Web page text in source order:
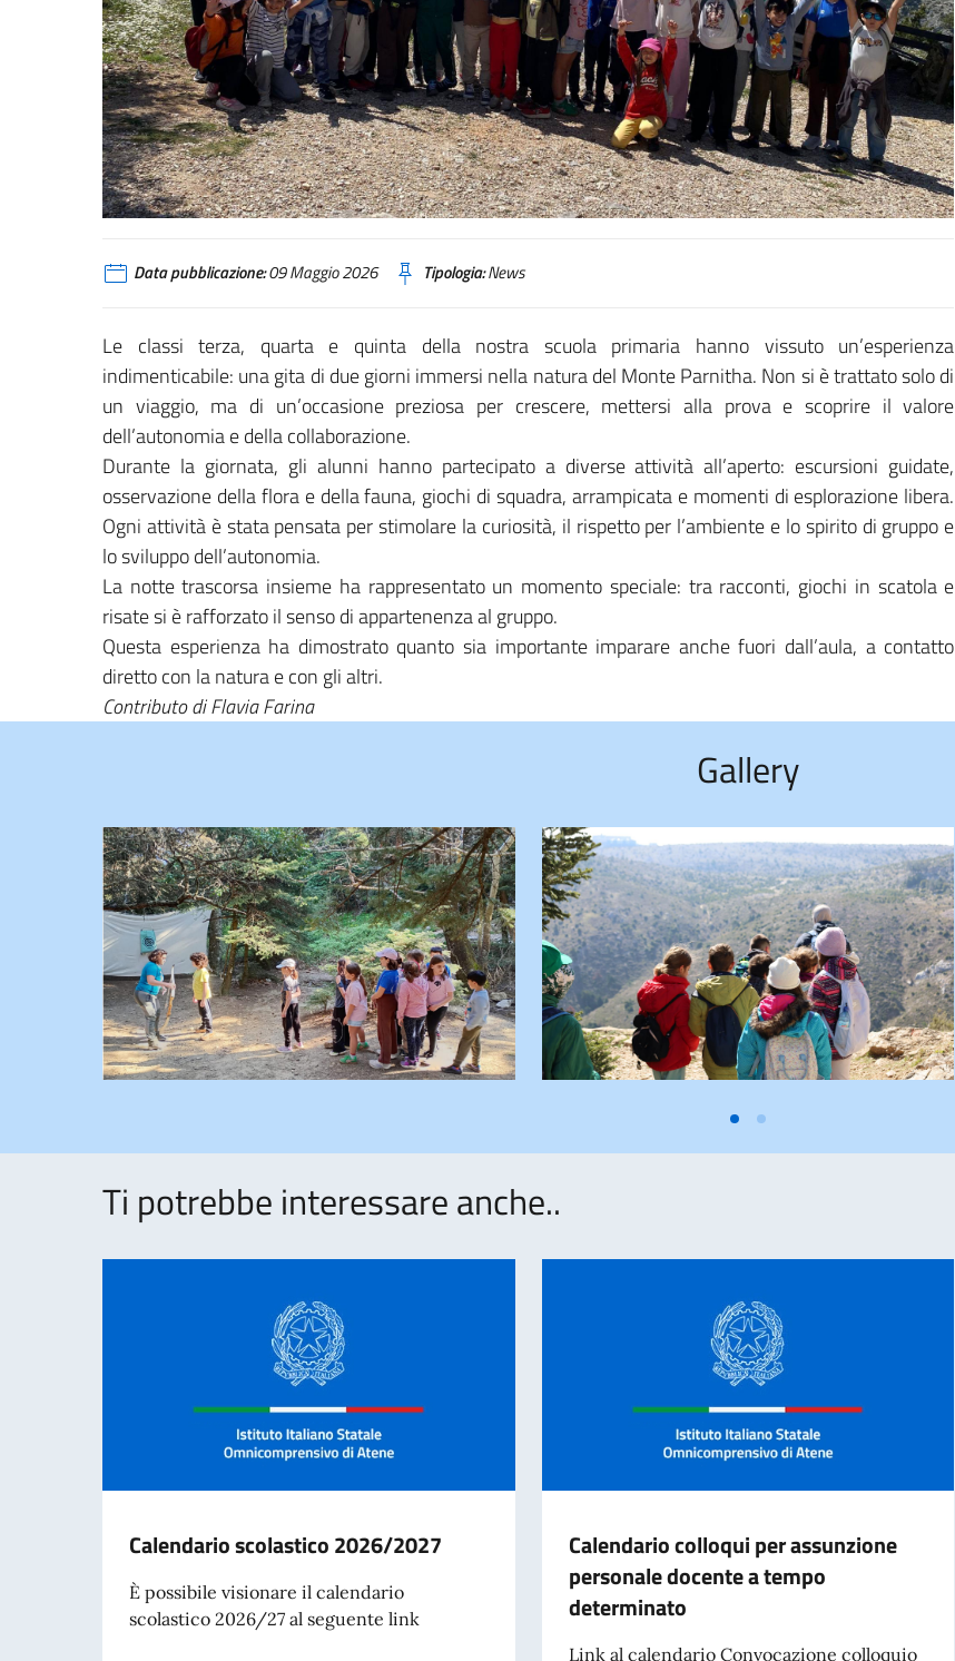
Data pubblicazione:09 Maggio 2026 Tipologia:News
Le classi terza, quarta e quinta della nostra scuola primaria hanno vissuto un’esperienza
indimenticabile: una gita di due giorni immersi nella natura del Monte Parnitha. Non si è trattato solo di
un viaggio, ma di un’occasione preziosa per crescere, mettersi alla prova e scoprire il valore
dell’autonomia e della collaborazione.
Durante la giornata, gli alunni hanno partecipato a diverse attività all’aperto: escursioni guidate,
osservazione della flora e della fauna, giochi di squadra, arrampicata e momenti di esplorazione libera.
Ogni attività è stata pensata per stimolare la curiosità, il rispetto per l’ambiente e lo spirito di gruppo e
lo sviluppo dell’autonomia.
La notte trascorsa insieme ha rappresentato un momento speciale: tra racconti, giochi in scatola e
risate si è rafforzato il senso di appartenenza al gruppo.
Questa esperienza ha dimostrato quanto sia importante imparare anche fuori dall’aula, a contatto
diretto con la natura e con gli altri.
Contributo di Flavia Farina
Gallery
Ti potrebbe interessare anche..
Calendario scolastico 2026/2027
È possibile visionare il calendario
scolastico 2026/27 al seguente link
Calendario colloqui per assunzione
personale docente a tempo
determinato
Link al calendario Convocazione colloquio